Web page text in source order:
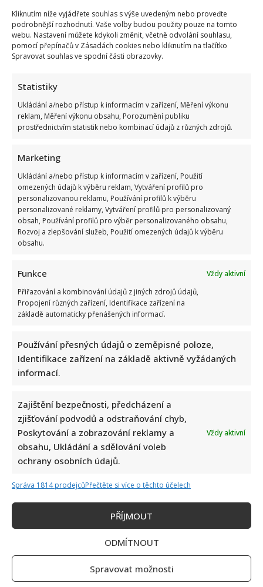
Kliknutím níže vyjádřete souhlas s výše uvedeným nebo proveďte
podrobnější rozhodnutí. Vaše volby budou použity pouze na tomto
webu. Nastavení můžete kdykoli změnit, včetně odvolání souhlasu,
pomocí přepínačů v Zásadách cookies nebo kliknutím na tlačítko
Spravovat souhlas ve spodní části obrazovky.
Statistiky
Ukládání a/nebo přístup k informacím v zařízení, Měření výkonu
reklam, Měření výkonu obsahu, Porozumění publiku
prostřednictvím statistik nebo kombinací údajů z různých zdrojů.
Marketing
Ukládání a/nebo přístup k informacím v zařízení, Použití
omezených údajů k výběru reklam, Vytváření profilů pro
personalizovanou reklamu, Používání profilů k výběru
personalizované reklamy, Vytváření profilů pro personalizovaný
obsah, Používání profilů pro výběr personalizovaného obsahu,
Rozvoj a zlepšování služeb, Použití omezených údajů k výběru
obsahu.
Funkce
Vždy aktivní
Přiřazování a kombinování údajů z jiných zdrojů údajů,
Propojení různých zařízení, Identifikace zařízení na
základě automaticky přenášených informací.
Používání přesných údajů o zeměpisné poloze,
Identifikace zařízení na základě aktivně vyžádaných
informací.
Zajištění bezpečnosti, předcházení a
zjišťování podvodů a odstraňování chyb,
Poskytování a zobrazování reklamy a
obsahu, Ukládání a sdělování voleb
ochrany osobních údajů.
Vždy aktivní
Správa 1814 prodejcůPřečtěte si více o těchto účelech
PŘÍJMOUT
ODMÍTNOUT
Spravovat možnosti
kritika moderátorky rozdělila společnost
Vtip na adresu Tomia Okamury nepadl na úrodnou půdu:
Předseda Sněmovny ho nepochopil a akorát se ztrapnil
Test znalostí pro Husákovy děti: 10 otázek o životě za
Jiří Dvořák o svém výjezdu na Ukrajinu, kde viděl samé hrůzy:
Češi si prý neváží toho, co mají
Bolestivý moment Ivy Pazderkové na dovolené: Její video
rozesmálo i vzbudilo velký obdiv